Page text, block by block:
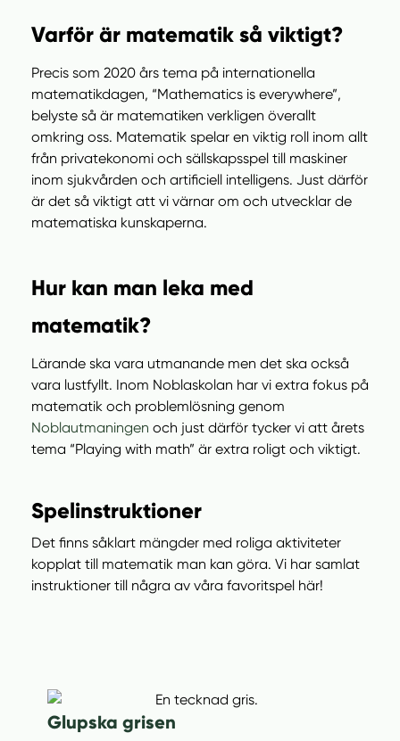
Varför är matematik så viktigt?
Precis som 2020 års tema på internationella
matematikdagen, “Mathematics is everywhere”,
belyste så är matematiken verkligen överallt
omkring oss. Matematik spelar en viktig roll inom allt
från privatekonomi och sällskapsspel till maskiner
inom sjukvården och artificiell intelligens. Just därför
är det så viktigt att vi värnar om och utvecklar de
matematiska kunskaperna.
Hur kan man leka med
matematik?
Lärande ska vara utmanande men det ska också
vara lustfyllt. Inom Noblaskolan har vi extra fokus på
matematik och problemlösning genom
Noblautmaningen och just därför tycker vi att årets
tema “Playing with math” är extra roligt och viktigt.
Spelinstruktioner
Det finns såklart mängder med roliga aktiviteter
kopplat till matematik man kan göra. Vi har samlat
instruktioner till några av våra favoritspel här!
Glupska grisen